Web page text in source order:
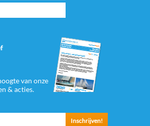
van onze
& acties.